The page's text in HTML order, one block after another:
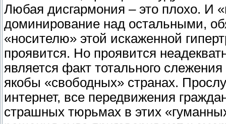
Любая дисгармония – это плохо. И
доминирование над остальными,
«носителю» этой искаженной
проявится. Но проявится
является факт тотального
якобы «свободных» странах.
интернет, все передвижения
страшных тюрьмах в этих